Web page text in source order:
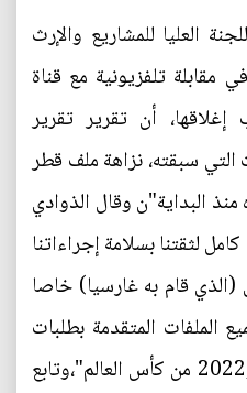
العليا للمشاريع والإرث
في مقابلة تلفزيونية مع قناة
إغلاقها، أن تقرير تقرير
سبقته، نزاهة ملف قطر
منذ البداية"ن وقال الذوادي
لثقتنا بسلامة إجراءاتنا
(الذي قام به غارسيا) خاصا
المتقدمة بطلبات
الاستضافة لنسختي 2018 و2022 من كأس العالم"،وتابع